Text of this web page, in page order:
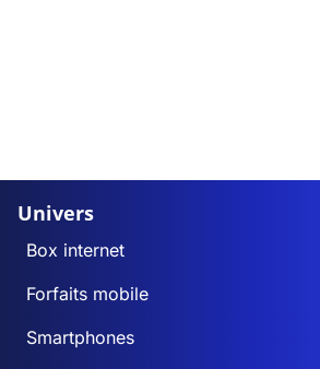
Univers
Box internet
Forfaits mobile
Smartphones